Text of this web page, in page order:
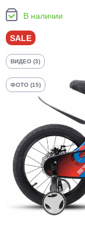
В наличии
SALE
ВИДЕО (3)
ФОТО (15)
График
25%
в корзину
25
%